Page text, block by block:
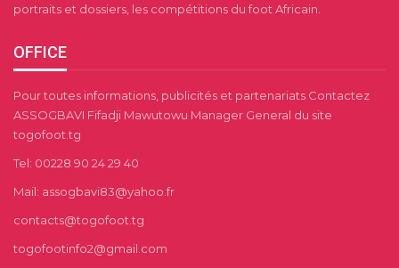
portraits et dossiers, les compétitions du foot Africain.
OFFICE
Pour toutes informations, publicités et partenariats Contactez
ASSOGBAVI Fifadji Mawutowu Manager General du site
togofoot.tg
Tel: 00228 90 24 29 40
Mail: assogbavi83@yahoo.fr
contacts@togofoot.tg
togofootinfo2@gmail.com